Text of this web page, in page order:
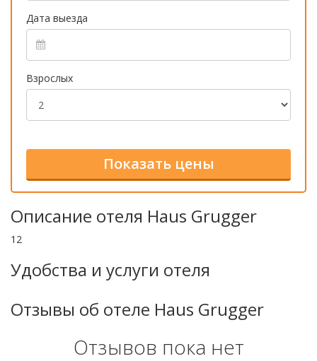
Дата выезда
Взрослых
Описание отеля Haus Grugger
12
Удобства и услуги отеля
Отзывы об отеле Haus Grugger
Отзывов пока нет